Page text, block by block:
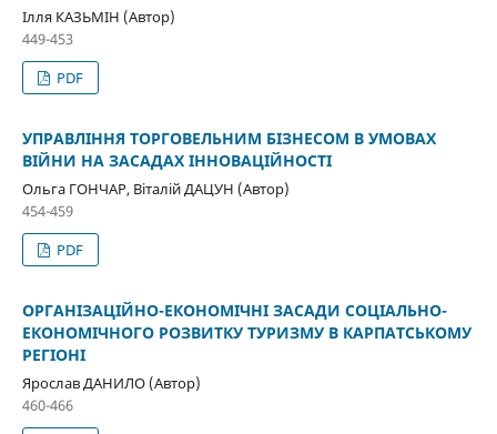
Ілля КАЗЬМІН (Автор)
449-453
PDF
УПРАВЛІННЯ ТОРГОВЕЛЬНИМ БІЗНЕСОМ В УМОВАХ
ВІЙНИ НА ЗАСАДАХ ІННОВАЦІЙНОСТІ
Ольга ГОНЧАР, Віталій ДАЦУН (Автор)
454-459
PDF
ОРГАНІЗАЦІЙНО-ЕКОНОМІЧНІ ЗАСАДИ СОЦІАЛЬНО-
ЕКОНОМІЧНОГО РОЗВИТКУ ТУРИЗМУ В КАРПАТСЬКОМУ
РЕГІОНІ
Ярослав ДАНИЛО (Автор)
460-466